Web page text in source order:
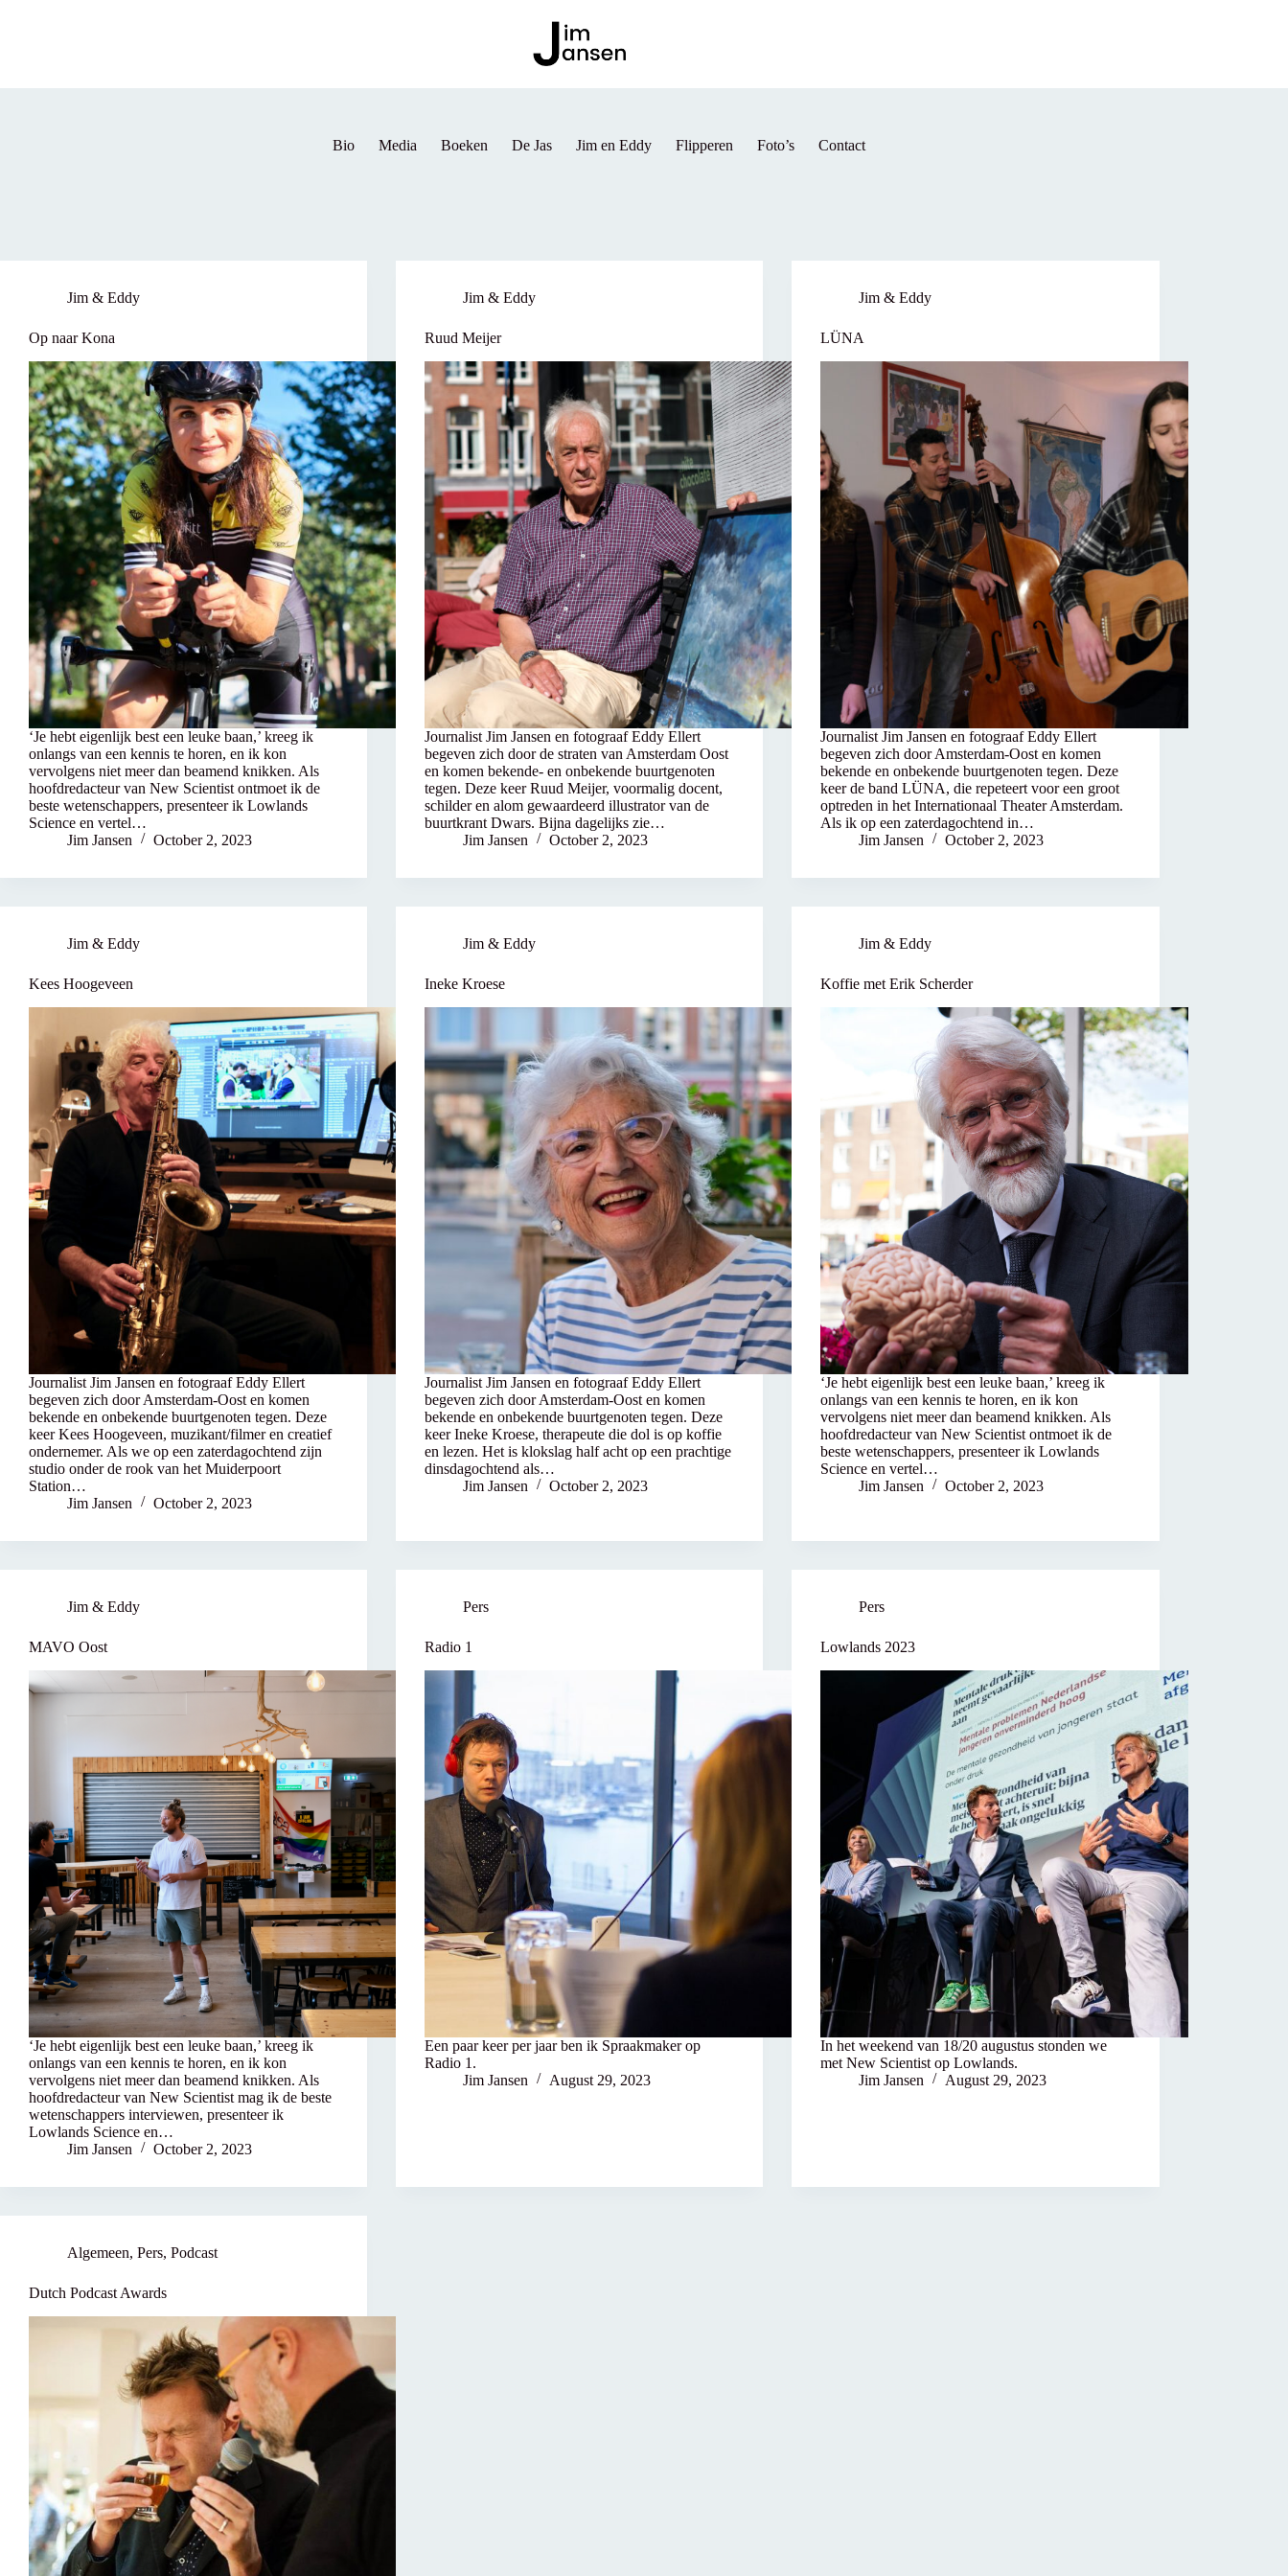
Bio Media Boeken De Jas Jim en Eddy Flipperen Foto’s Contact
Jim & Eddy
Op naar Kona
‘Je hebt eigenlijk best een leuke baan,’ kreeg ik
onlangs van een kennis te horen, en ik kon
vervolgens niet meer dan beamend knikken. Als
hoofdredacteur van New Scientist ontmoet ik de
beste wetenschappers, presenteer ik Lowlands
Science en vertel…
Jim Jansen
October 2, 2023
Jim & Eddy
Ruud Meijer
Journalist Jim Jansen en fotograaf Eddy Ellert
begeven zich door de straten van Amsterdam Oost
en komen bekende- en onbekende buurtgenoten
tegen. Deze keer Ruud Meijer, voormalig docent,
schilder en alom gewaardeerd illustrator van de
buurtkrant Dwars. Bijna dagelijks zie…
Jim Jansen
October 2, 2023
Jim & Eddy
LÜNA
Journalist Jim Jansen en fotograaf Eddy Ellert
begeven zich door Amsterdam-Oost en komen
bekende en onbekende buurtgenoten tegen. Deze
keer de band LÜNA, die repeteert voor een groot
optreden in het Internationaal Theater Amsterdam.
Als ik op een zaterdagochtend in…
Jim Jansen
October 2, 2023
Jim & Eddy
Kees Hoogeveen
Journalist Jim Jansen en fotograaf Eddy Ellert
begeven zich door Amsterdam-Oost en komen
bekende en onbekende buurtgenoten tegen. Deze
keer Kees Hoogeveen, muzikant/filmer en creatief
ondernemer. Als we op een zaterdagochtend zijn
studio onder de rook van het Muiderpoort
Station…
Jim Jansen
October 2, 2023
Jim & Eddy
Ineke Kroese
Journalist Jim Jansen en fotograaf Eddy Ellert
begeven zich door Amsterdam-Oost en komen
bekende en onbekende buurtgenoten tegen. Deze
keer Ineke Kroese, therapeute die dol is op koffie
en lezen. Het is klokslag half acht op een prachtige
dinsdagochtend als…
Jim Jansen
October 2, 2023
Jim & Eddy
Koffie met Erik Scherder
‘Je hebt eigenlijk best een leuke baan,’ kreeg ik
onlangs van een kennis te horen, en ik kon
vervolgens niet meer dan beamend knikken. Als
hoofdredacteur van New Scientist ontmoet ik de
beste wetenschappers, presenteer ik Lowlands
Science en vertel…
Jim Jansen
October 2, 2023
Jim & Eddy
MAVO Oost
‘Je hebt eigenlijk best een leuke baan,’ kreeg ik
onlangs van een kennis te horen, en ik kon
vervolgens niet meer dan beamend knikken. Als
hoofdredacteur van New Scientist mag ik de beste
wetenschappers interviewen, presenteer ik
Lowlands Science en…
Jim Jansen
October 2, 2023
Pers
Radio 1
Een paar keer per jaar ben ik Spraakmaker op
Radio 1.
Jim Jansen
August 29, 2023
Pers
Lowlands 2023
In het weekend van 18/20 augustus stonden we
met New Scientist op Lowlands.
Jim Jansen
August 29, 2023
Algemeen, Pers, Podcast
Dutch Podcast Awards